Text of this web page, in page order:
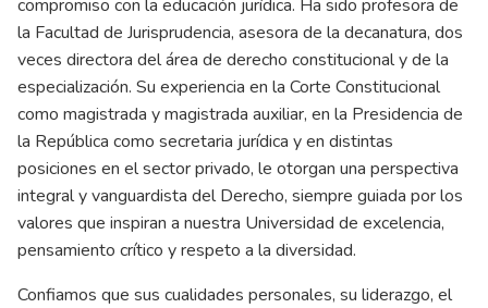
compromiso con la educación jurídica. Ha sido profesora de
la Facultad de Jurisprudencia, asesora de la decanatura, dos
veces directora del área de derecho constitucional y de la
especialización. Su experiencia en la Corte Constitucional
como magistrada y magistrada auxiliar, en la Presidencia de
la República como secretaria jurídica y en distintas
posiciones en el sector privado, le otorgan una perspectiva
integral y vanguardista del Derecho, siempre guiada por los
valores que inspiran a nuestra Universidad de excelencia,
pensamiento crítico y respeto a la diversidad.
Confiamos que sus cualidades personales, su liderazgo, el